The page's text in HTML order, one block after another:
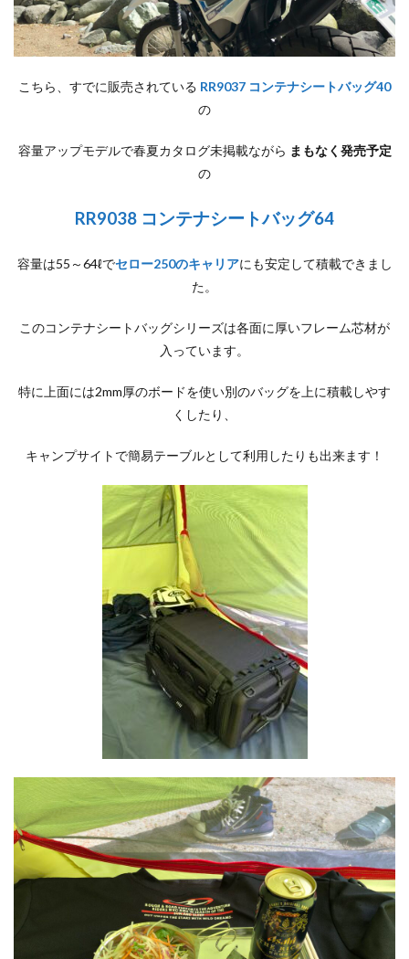
こちら、すでに販売されている RR9037 コンテナシートバッグ40
の
容量アップモデルで春夏カタログ未掲載ながら まもなく発売予定
の
RR9038 コンテナシートバッグ64
容量は55～64ℓでセロー250のキャリアにも安定して積載できまし
た。
このコンテナシートバッグシリーズは各面に厚いフレーム芯材が
入っています。
特に上面には2mm厚のボードを使い別のバッグを上に積載しやす
くしたり、
キャンプサイトで簡易テーブルとして利用したりも出来ます！